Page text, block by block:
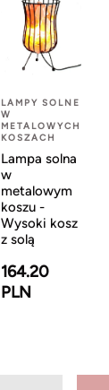
LAMPY SOLNE
W
METALOWYCH
KOSZACH
Lampa solna
w
metalowym
koszu -
Wysoki kosz
z solą
164.20
PLN